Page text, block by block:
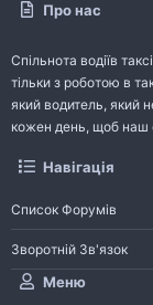
Про нас
Спільнота водіїв
тільки з роботою в
який водитель, який
кожен день, щоб наш
Навігація
Список Форумів
Зворотній Зв'язок
Меню